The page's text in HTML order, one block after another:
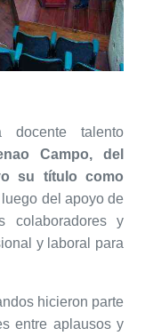
docente talento
Campo, del
su título como
luego del apoyo de
colaboradores y
y laboral para
hicieron parte
entre aplausos y